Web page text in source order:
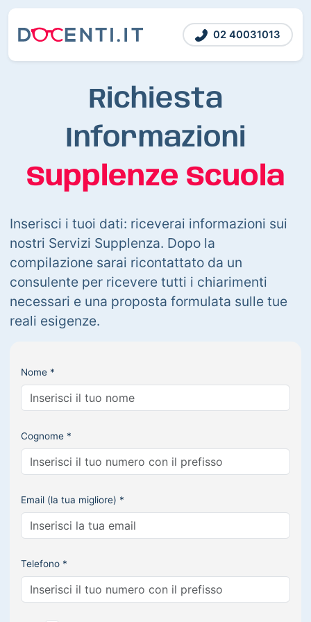
02 40031013
Richiesta
Informazioni
Supplenze Scuola
Inserisci i tuoi dati: riceverai informazioni sui
nostri Servizi Supplenza. Dopo la
compilazione sarai ricontattato da un
consulente per ricevere tutti i chiarimenti
necessari e una proposta formulata sulle tue
reali esigenze.
Nome *
Cognome *
Email (la tua migliore) *
Telefono *